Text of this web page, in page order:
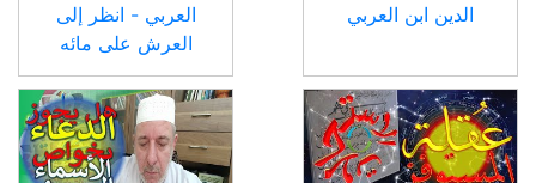
الدين ابن العربي
العربي - انظر إلى
العرش على مائه